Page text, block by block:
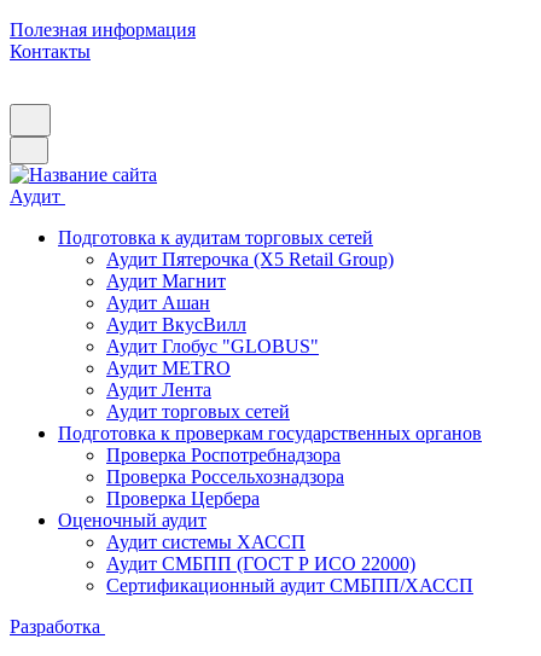
Полезная информация
Контакты
Аудит
Подготовка к аудитам торговых сетей
Аудит Пятерочка (X5 Retail Group)
Аудит Магнит
Аудит Ашан
Аудит ВкусВилл
Аудит Глобус "GLOBUS"
Аудит METRO
Аудит Лента
Аудит торговых сетей
Подготовка к проверкам государственных органов
Проверка Роспотребнадзора
Проверка Россельхознадзора
Проверка Цербера
Оценочный аудит
Аудит системы ХАССП
Аудит СМБПП (ГОСТ Р ИСО 22000)
Сертификационный аудит СМБПП/ХАССП
Разработка